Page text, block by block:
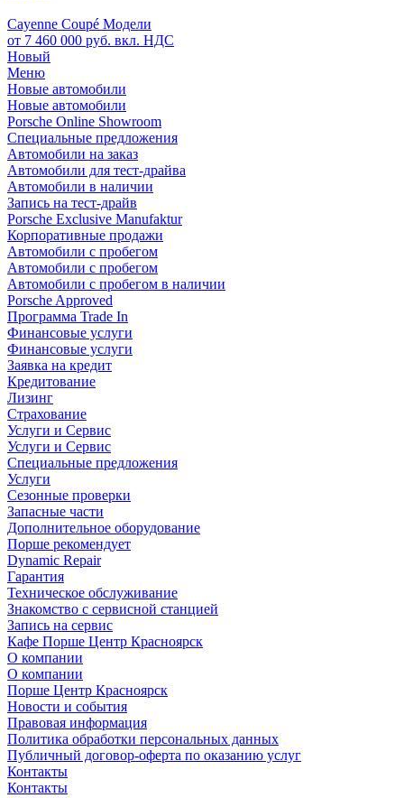
Cayenne Coupé Модели
от 7 460 000 руб. вкл. НДС
Новый
Меню
Новые автомобили
Новые автомобили
Porsche Online Showroom
Специальные предложения
Автомобили на заказ
Автомобили для тест-драйва
Автомобили в наличии
Запись на тест-драйв
Porsche Exclusive Manufaktur
Корпоративные продажи
Автомобили с пробегом
Автомобили с пробегом
Автомобили с пробегом в наличии
Porsche Approved
Программа Trade In
Финансовые услуги
Финансовые услуги
Заявка на кредит
Кредитование
Лизинг
Страхование
Услуги и Сервис
Услуги и Сервис
Специальные предложения
Услуги
Сезонные проверки
Запасные части
Дополнительное оборудование
Порше рекомендует
Dynamic Repair
Гарантия
Техническое обслуживание
Знакомство с сервисной станцией
Запись на сервис
Кафе Порше Центр Красноярск
О компании
О компании
Порше Центр Красноярск
Новости и события
Правовая информация
Политика обработки персональных данных
Публичный договор-оферта по оказанию услуг
Контакты
Контакты